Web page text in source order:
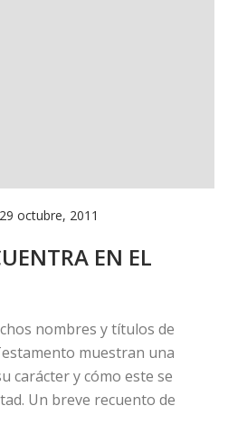
29 octubre, 2011
EN EL
nombres y títulos de
muestran una
carácter y cómo este se
Un breve recuento de